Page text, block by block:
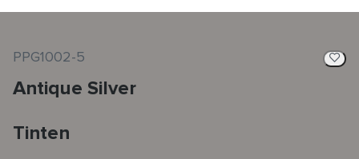
PPG1002-5
Antique Silver
Tinten